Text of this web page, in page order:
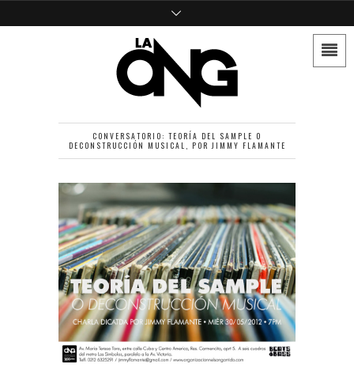
CONVERSATORIO: TEORÍA DEL SAMPLE O
DECONSTRUCCIÓN MUSICAL, POR JIMMY FLAMANTE